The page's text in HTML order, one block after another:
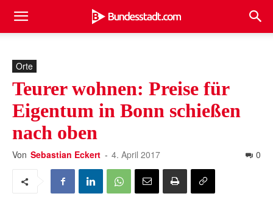
Orte
Teurer wohnen: Preise für
Eigentum in Bonn schießen
nach oben
Von Sebastian Eckert - 4. April 2017 0